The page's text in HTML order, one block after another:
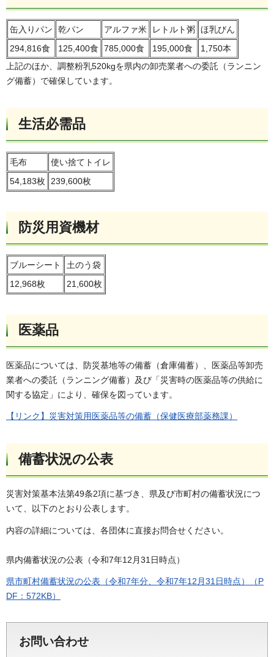
缶入りパン 乾パン アルファ米 レトルト粥 ほ乳びん
294,816食
125,400食 785,000食 195,000食
1,750本
上記のほか、調整粉乳520kgを県内の卸売業者への委託（ランニン
グ備蓄）で確保しています。
生活必需品
毛布
使い捨てトイレ
54,183枚
239,600枚
防災用資機材
ブルーシート
土のう袋
12,968枚
21,600枚
医薬品
医薬品については、防災基地等の備蓄（倉庫備蓄）、医薬品等卸売
業者への委託（ランニング備蓄）及び「災害時の医薬品等の供給に
関する協定」により、確保を図っています。
【リンク】災害対策用医薬品等の備蓄（保健医療部薬務課）
備蓄状況の公表
災害対策基本法第49条2項に基づき、県及び市町村の備蓄状況につ
いて、以下のとおり公表します。
内容の詳細については、各団体に直接お問合せください。
県内備蓄状況の公表（令和7年12月31日時点）
県市町村備蓄状況の公表（令和7年分、令和7年12月31日時点）（P
DF：572KB）
お問い合わせ